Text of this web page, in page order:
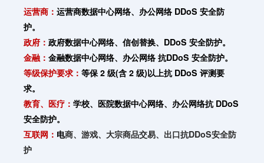
运营商：运营商数据中心网络、办公网络 DDoS 安全防
护。
政府：政府数据中心网络、信创替换、DDoS 安全防护。
金融：金融数据中心网络、办公网络 抗DDoS 安全防护。
等级保护要求：等保 2 级(含 2 级)以上抗 DDoS评测要
求。
教育、医疗：学校、医院数据中心网络、办公网络抗 DDoS
安全防护。
互联网： 电商、游戏、大宗商品交易、出口抗DDoS安全防
护